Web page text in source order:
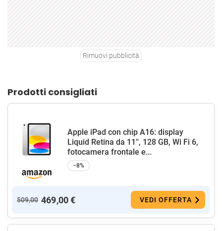
Rimuovi pubblicità
Prodotti consigliati
Apple iPad con chip A16: display
Liquid Retina da 11'', 128 GB, Wi Fi 6,
fotocamera frontale e...
−8%
509,00 469,00 € VEDI OFFERTA